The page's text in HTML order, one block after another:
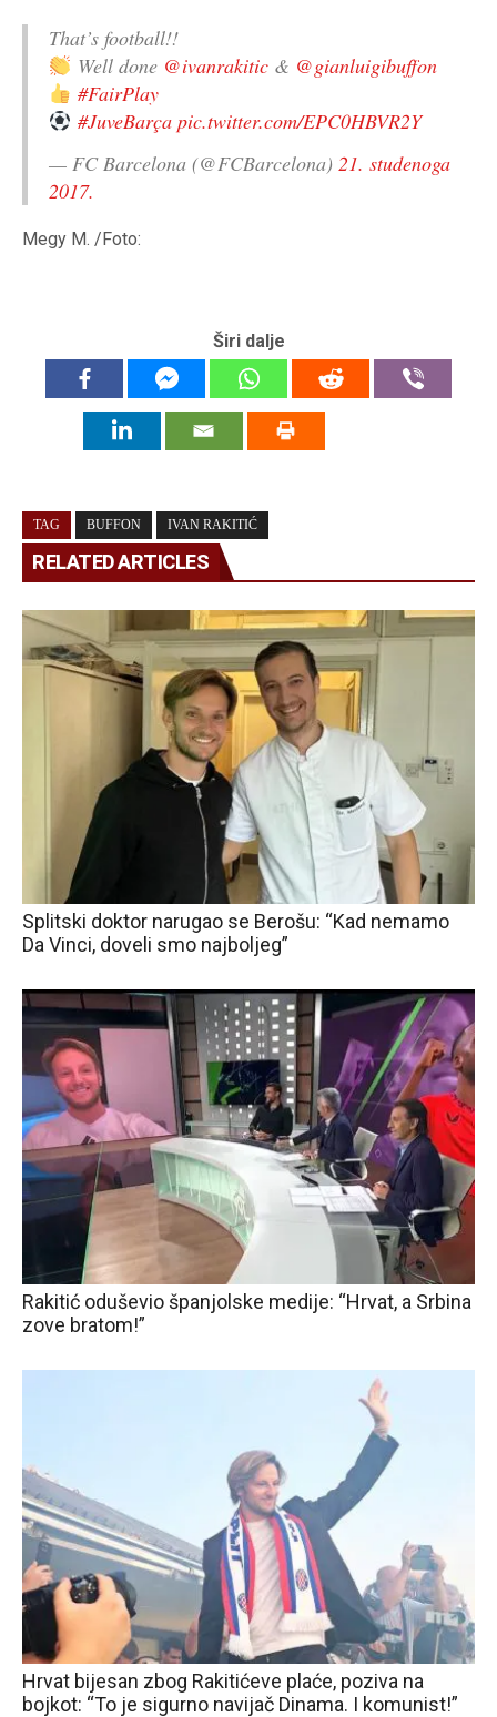
That’s football!!
Well done @ivanrakitic& @gianluigibuffon
#FairPlay
#JuveBarça pic.twitter.com/EPC0HBVR2Y
— FC Barcelona (@FCBarcelona) 21. studenoga
2017.
Megy M. /Foto:
Širi dalje
TAG BUFFON IVAN RAKITIĆ
RELATED ARTICLES
Splitski doktor narugao se Berošu: “Kad nemamo
Da Vinci, doveli smo najboljeg”
Rakitić oduševio španjolske medije: “Hrvat, a Srbina
zove bratom!”
Hrvat bijesan zbog Rakitićeve plaće, poziva na
bojkot: “To je sigurno navijač Dinama. I komunist!”